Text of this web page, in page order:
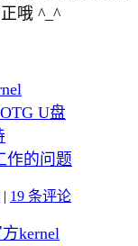
哦 ^_^
U盘
作的问题
| 19 条评论
kernel